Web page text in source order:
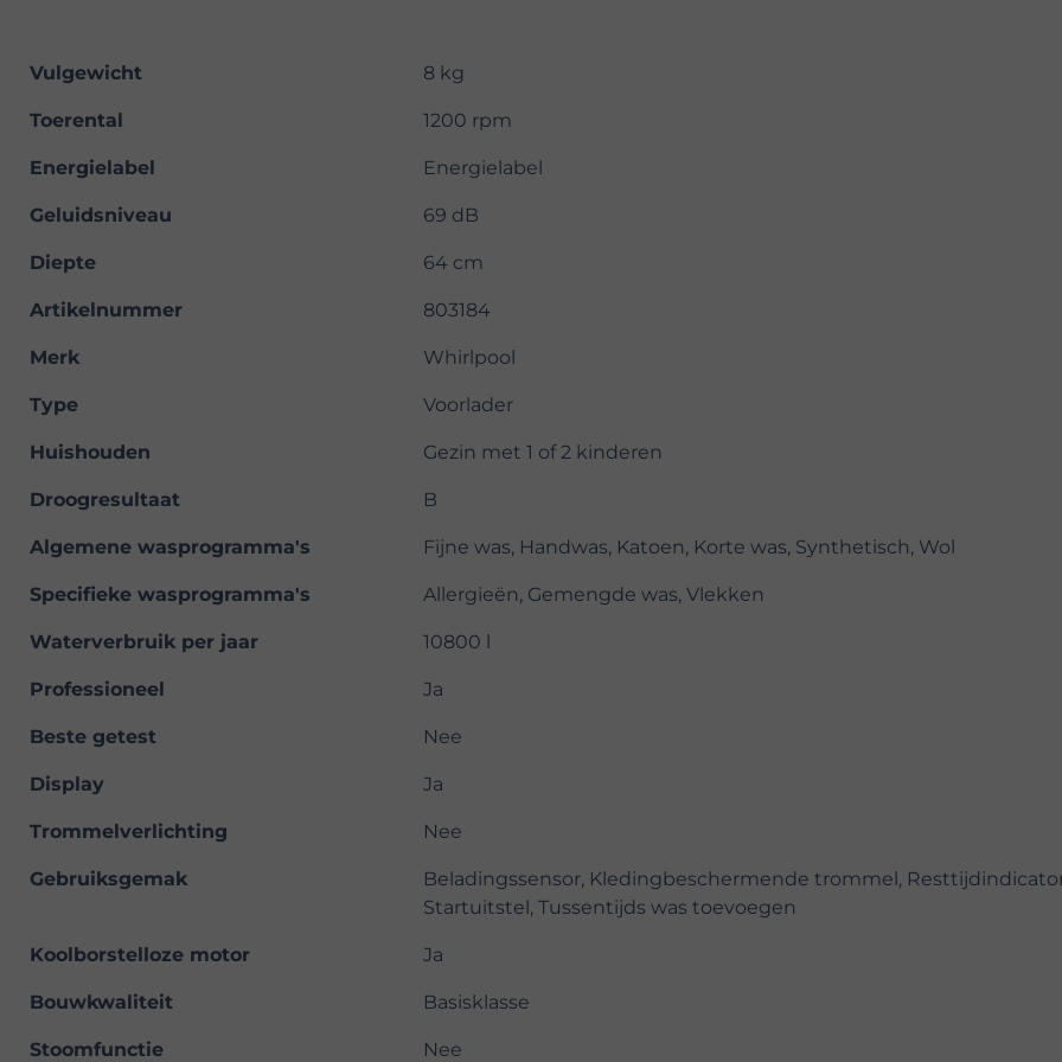
Vulgewicht 8 kg
Toerental 1200 rpm
Energielabel Energielabel
Geluidsniveau 69 dB
Diepte 64 cm
Artikelnummer 803184
Merk Whirlpool
Type Voorlader
Huishouden Gezin met 1 of 2 kinderen
Droogresultaat B
Algemene wasprogramma's Fijne was, Handwas, Katoen, Korte was, Synthetisch, Wol
Specifieke wasprogramma's Allergieën, Gemengde was, Vlekken
Waterverbruik per jaar 10800 l
Professioneel Ja
Beste getest Nee
Display Ja
Trommelverlichting Nee
Gebruiksgemak
Beladingssensor, Kledingbeschermende trommel,
Startuitstel, Tussentijds was toevoegen
Koolborstelloze motor Ja
Bouwkwaliteit Basisklasse
Stoomfunctie Nee